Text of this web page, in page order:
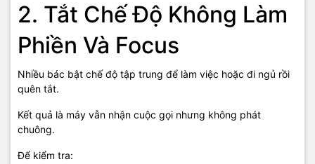
2. Tắt Chế Độ Không Làm
Phiền Và Focus
Nhiều bác bật chế độ tập trung để làm việc hoặc đi ngủ rồi
quên tắt.
Kết quả là máy vẫn nhận cuộc gọi nhưng không phát
chuông.
Để kiểm tra: